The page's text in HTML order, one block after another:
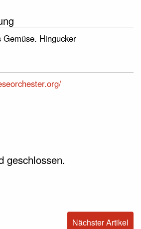
Hingucker
geschlossen.
Nächster Artikel